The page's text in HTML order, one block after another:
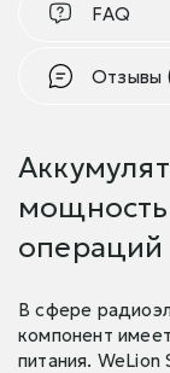
FAQ
Отзывы
мощность
В сфере
компонент
питания.